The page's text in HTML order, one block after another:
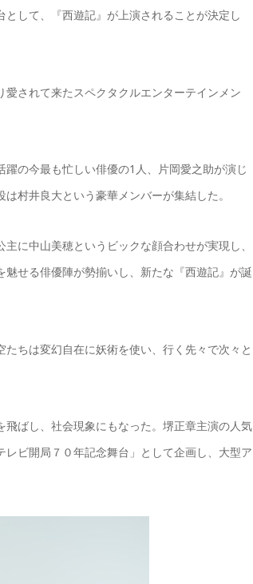
して、『西遊記』が上演されることが決定し
されて来たスペクタクルエンターテインメン
の今最も忙しい俳優の1人、片岡愛之助が演じ
村井良大という豪華メンバーが集結した。
に中山美穂というビックな顔合わせが実現し、
せる俳優陣が勢揃いし、新たな『西遊記』が誕
ちは変幻自在に妖術を使い、行く先々で次々と
ばし、社会現象にもなった。堺正章主演の人気
ビ開局７０年記念舞台」として企画し、大型ア